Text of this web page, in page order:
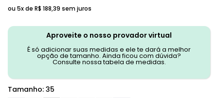
ou 5x de R$ 188,39 sem juros
Aproveite o nosso provador virtual
É só adicionar suas medidas e ele te dará a melhor
opção de tamanho. Ainda ficou com dúvida?
Consulte nossa tabela de medidas.
Tamanho: 35